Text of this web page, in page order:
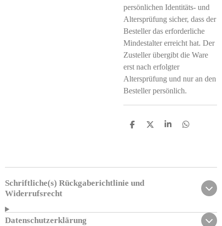
persönlichen Identitäts- und
Altersprüfung sicher, dass der
Besteller das erforderliche
Mindestalter erreicht hat. Der
Zusteller übergibt die Ware
erst nach erfolgter
Altersprüfung und nur an den
Besteller persönlich.
T
n
T
n
T
n
T
n
Schriftliche(s) Rückgaberichtlinie und
Widerrufsrecht
Datenschutzerklärung